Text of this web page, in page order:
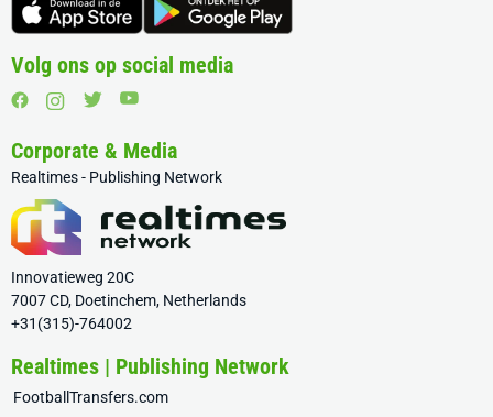
Volg ons op social media
Corporate & Media
Realtimes - Publishing Network
Innovatieweg 20C
7007 CD, Doetinchem, Netherlands
+31(315)-764002
Realtimes | Publishing Network
FootballTransfers.com